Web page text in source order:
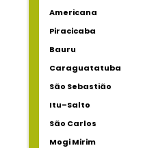
Americana
Piracicaba
Bauru
Caraguatatuba
São Sebastião
Itu–Salto
São Carlos
Mogi Mirim